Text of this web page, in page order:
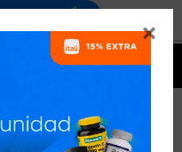

SUERO USN